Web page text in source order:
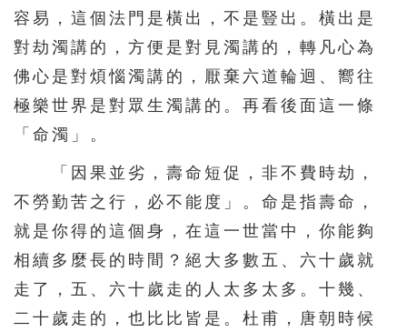
容易，這個法門是橫出，不是豎出。橫出是
對劫濁講的，方便是對見濁講的，轉凡心為
佛心是對煩惱濁講的，厭棄六道輪迴、嚮往
極樂世界是對眾生濁講的。再看後面這一條
「命濁」。
「因果並劣，壽命短促，非不費時劫，
不勞勤苦之行，必不能度」。命是指壽命，
就是你得的這個身，在這一世當中，你能夠
相續多麼長的時間？絕大多數五、六十歲就
走了，五、六十歲走的人太多太多。十幾、
二十歲走的，也比比皆是。杜甫，唐朝時候